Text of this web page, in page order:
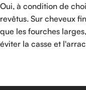
Oui, à condition de
revêtus. Sur cheveux
que les fourches
éviter la casse et